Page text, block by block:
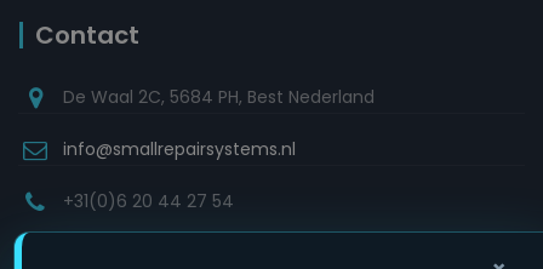
Contact
De Waal 2C, 5684 PH, Best Nederland
info@smallrepairsystems.nl
+31(0)6 20 44 27 54